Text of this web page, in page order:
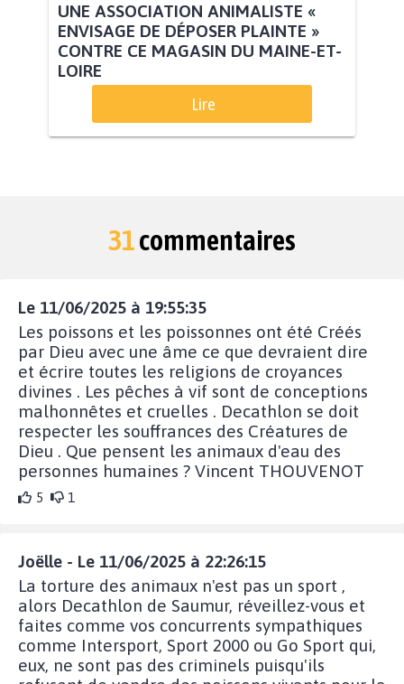
UNE ASSOCIATION ANIMALISTE «
ENVISAGE DE DÉPOSER PLAINTE »
CONTRE CE MAGASIN DU MAINE-ET-
LOIRE
Lire
31commentaires
Le 11/06/2025 à 19:55:35
Les poissons et les poissonnes ont été Créés
par Dieu avec une âme ce que devraient dire
et écrire toutes les religions de croyances
divines . Les pêches à vif sont de conceptions
malhonnêtes et cruelles . Decathlon se doit
respecter les souffrances des Créatures de
Dieu . Que pensent les animaux d'eau des
personnes humaines ? Vincent THOUVENOT
5 1
Joëlle - Le 11/06/2025 à 22:26:15
La torture des animaux n'est pas un sport ,
alors Decathlon de Saumur, réveillez-vous et
faites comme vos concurrents sympathiques
comme Intersport, Sport 2000 ou Go Sport qui,
eux, ne sont pas des criminels puisqu'ils